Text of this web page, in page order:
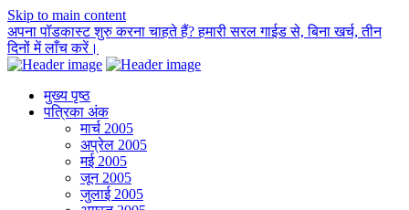
Skip to main content
अपना पॉडकास्ट शुरु करना चाहते हैं? हमारी सरल गाईड से, बिना खर्च, तीन
दिनों में लाँच करें।
मुख्य पृष्ठ
पत्रिका अंक
मार्च 2005
अप्रेल 2005
मई 2005
जून 2005
जुलाई 2005